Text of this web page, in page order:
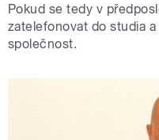
Pokud se tedy v
zatelefonovat do studia
společnost.